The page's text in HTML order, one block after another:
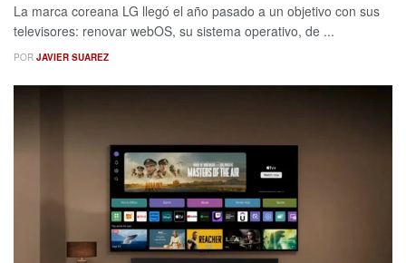
La marca coreana LG llegó el año pasado a un objetivo con sus
televisores: renovar webOS, su sistema operativo, de ...
POR JAVIER SUAREZ